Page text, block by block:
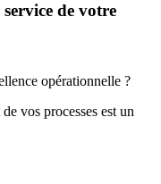
de votre
opérationnelle ?
vos processes est un